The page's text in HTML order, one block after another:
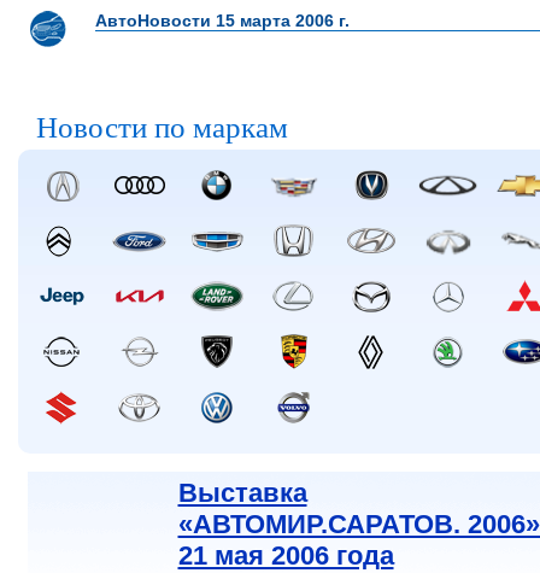
АвтоНовости 15 марта 2006 г.
Новости по маркам
Выставка
«АВТОМИР.САРАТОВ. 2006»
21 мая 2006 года